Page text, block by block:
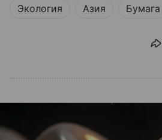
Экология Азия Бумага